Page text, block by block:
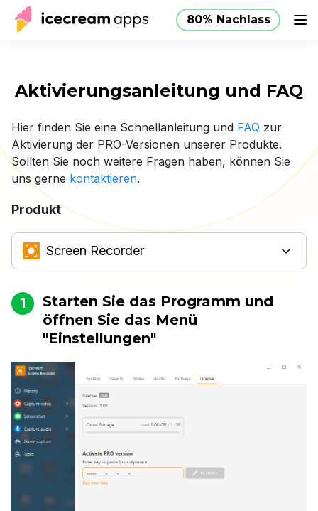
80% Nachlass
Produkte Hilfe 80% Nachlass DE
Aktivierungsanleitung und FAQ
Hier finden Sie eine Schnellanleitung und FAQ zur
Aktivierung der PRO-Versionen unserer Produkte.
Sollten Sie noch weitere Fragen haben, können Sie
uns gerne kontaktieren.
Produkt
Screen Recorder
1
Starten Sie das Programm und
öffnen Sie das Menü
"Einstellungen"